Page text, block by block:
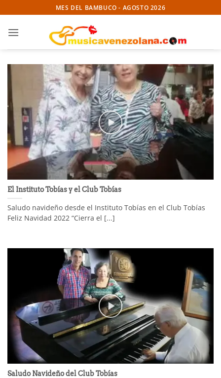
to
content
MES DEL BAMBUCO - AGOSTO 2026
El Instituto Tobías y el Club Tobías
Saludo navideño desde el Instituto Tobías en el Club Tobías
Feliz Navidad 2022 “Cierra el [...]
Saludo Navideño del Club Tobías